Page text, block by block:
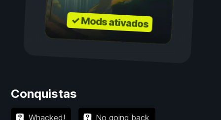
✓ Mods ativados
Conquistas
Whacked! No going back